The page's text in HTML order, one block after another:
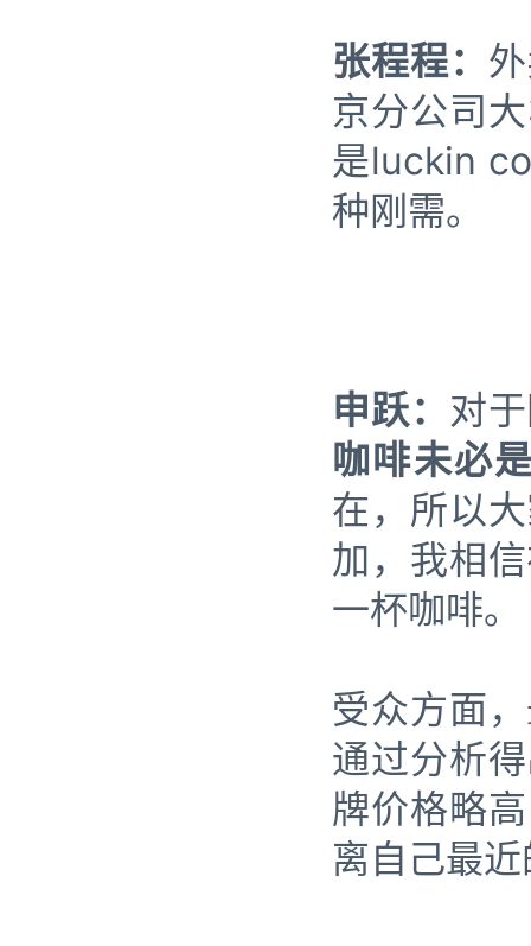
张程程：
京分公司
是luckin
种刚需。
申跃： 对
咖啡未必
在，所以
加，我相
一杯咖啡。
受众方面
通过分析
牌价格略
离自己最